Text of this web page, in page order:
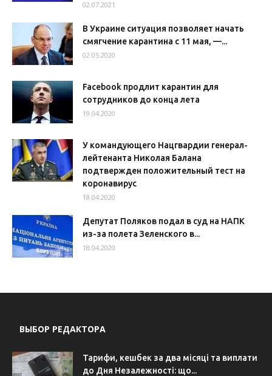
02.07.2021
В Украине ситуация позволяет начать
смягчение карантина с 11 мая, —...
02.05.2020
Facebook продлит карантин для
сотрудников до конца лета
19.04.2020
У командующего Нацгвардии генерал-
лейтенанта Николая Балана
подтвержден положительный тест на
коронавирус
18.04.2020
Депутат Поляков подал в суд на НАПК
из-за полета Зеленского в...
18.04.2020
ВЫБОР РЕДАКТОРА
Тарифи, кешбек за два місяці та виплати
до Дня Незалежності: що...